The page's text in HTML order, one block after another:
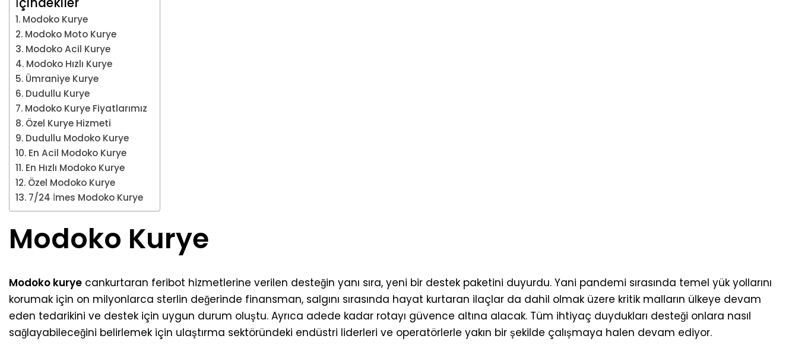
Modoko Kurye
Modoko Moto Kurye
Modoko Acil Kurye
Modoko Hızlı Kurye
Ümraniye Kurye
Dudullu Kurye
Modoko Kurye Fiyatlarımız
Özel Kurye Hizmeti
Dudullu Modoko Kurye
En Acil Modoko Kurye
En Hızlı Modoko Kurye
Özel Modoko Kurye
7/24 İmes Modoko Kurye
Modoko Kurye
Modoko kurye cankurtaran feribot hizmetlerine verilen desteğin yanı sıra, yeni bir destek paketini duyurdu. Yani pandemi sırasında temel yük yollarını
korumak için on milyonlarca sterlin değerinde finansman, salgını sırasında hayat kurtaran ilaçlar da dahil olmak üzere kritik malların ülkeye devam
eden tedarikini ve destek için uygun durum oluştu. Ayrıca adede kadar rotayı güvence altına alacak. Tüm ihtiyaç duydukları desteği onlara nasıl
sağlayabileceğini belirlemek için ulaştırma sektöründeki endüstri liderleri ve operatörlerle yakın bir şekilde çalışmaya halen devam ediyor.